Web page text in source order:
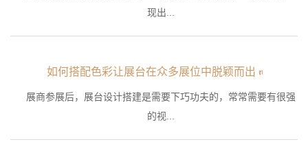
现出...
如何搭配色彩让展台在众多展位中脱颖而出
展商参展后，展台设计搭建是需要下巧功夫的，常常需要有很强
的视...